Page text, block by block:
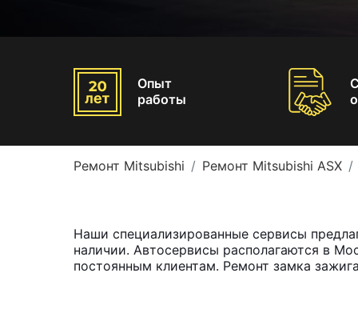
Опыт
работы
Ремонт Mitsubishi Ремонт Mitsubishi ASX
Наши специализированные сервисы
наличии. Автосервисы располагаются в
постоянным клиентам. Ремонт замка